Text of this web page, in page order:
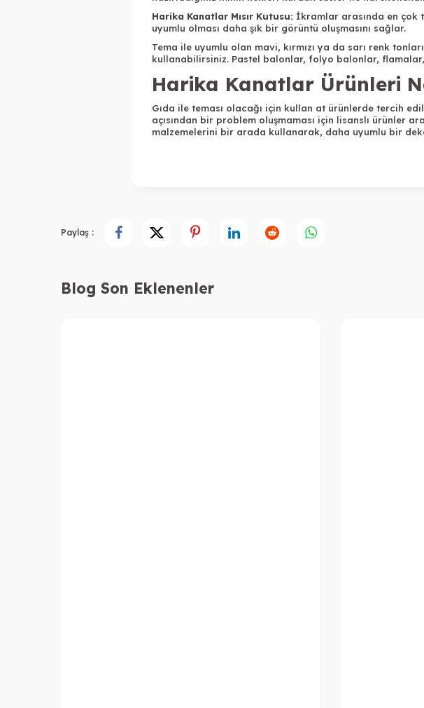
Harika Kanatlar Mısır Kutusu: İkramlar arasında en çok
uyumlu olması daha şık bir görüntü oluşmasını sağlar.
Tema ile uyumlu olan mavi, kırmızı ya da sarı renk
kullanabilirsiniz. Pastel balonlar, folyo balonlar,
Harika Kanatlar Ürünleri
Gıda ile teması olacağı için kullan at ürünlerde tercih
açısından bir problem oluşmaması için lisanslı ürünler
malzemelerini bir arada kullanarak, daha uyumlu bir
Paylaş :
Blog Son Eklenenler